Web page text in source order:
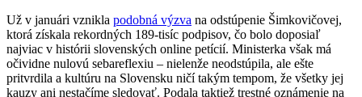
Už v januári vznikla podobná výzva na odstúpenie Šimkovičovej,
ktorá získala rekordných 189-tisíc podpisov, čo bolo doposiaľ
najviac v histórii slovenských online petícií. Ministerka však má
očividne nulovú sebareflexiu – nielenže neodstúpila, ale ešte
pritvrdila a kultúru na Slovensku ničí takým tempom, že všetky jej
kauzy ani nestačíme sledovať. Podala taktiež trestné oznámenie na